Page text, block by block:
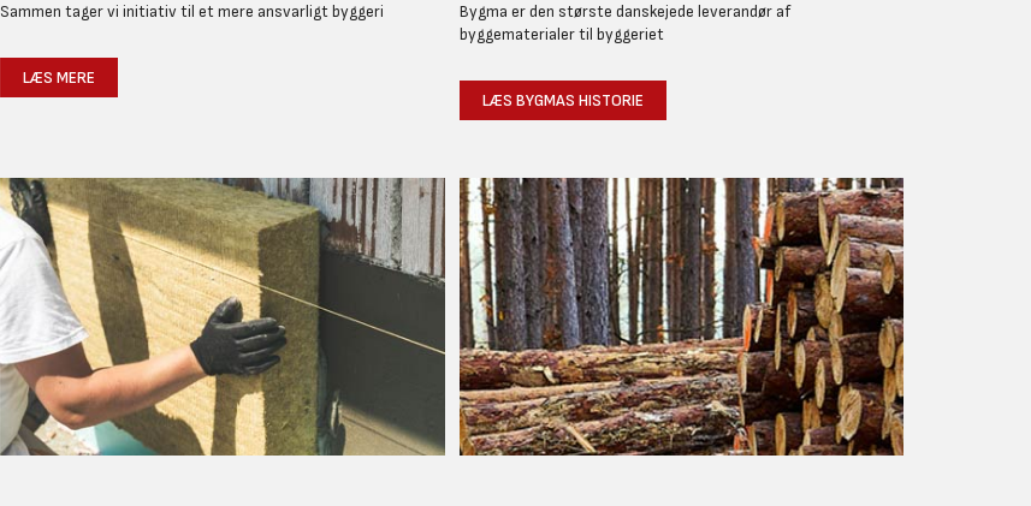
Sammen tager vi initiativ til et mere ansvarligt byggeri
LÆS MERE
Bygma er den største danskejede leverandør af
byggematerialer til byggeriet
LÆS BYGMAS HISTORIE